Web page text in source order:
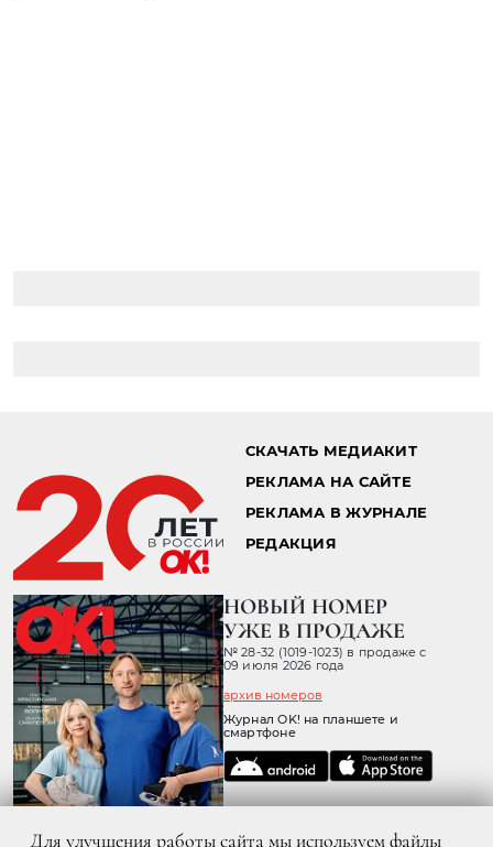
Юлия Красновская
26.11.2014 17:11
РЕСТОРАН LA PRIMA ОТКРЫЛ
СЕЗОН СРЕДИЗЕМНОМОРСКИХ
БЛЮД
Для улучшения работы сайта мы используем файлы